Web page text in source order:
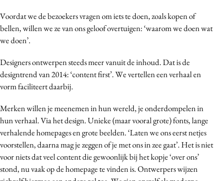
Programmatic
Purpose Marketing
Reputatie & crisis
Voordat we de bezoekers vragen om iets te doen, zoals kopen of
bellen, willen we ze van ons geloof overtuigen: ‘waarom we doen wat
we doen’.
Designers ontwerpen steeds meer vanuit de inhoud. Dat is de
designtrend van 2014: ‘content first’. We vertellen een verhaal en
vorm faciliteert daarbij.
Merken willen je meenemen in hun wereld, je onderdompelen in
hun verhaal. Via het design. Unieke (maar vooral grote) fonts, lange
verhalende homepages en grote beelden. ‘Laten we ons eerst netjes
voorstellen, daarna mag je zeggen of je met ons in zee gaat’. Het is niet
voor niets dat veel content die gewoonlijk bij het kopje ‘over ons’
stond, nu vaak op de homepage te vinden is. Ontwerpers wijzen